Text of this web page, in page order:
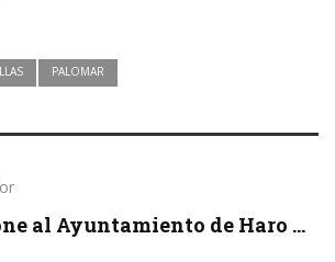
PALOMAR
al Ayuntamiento de Haro ...